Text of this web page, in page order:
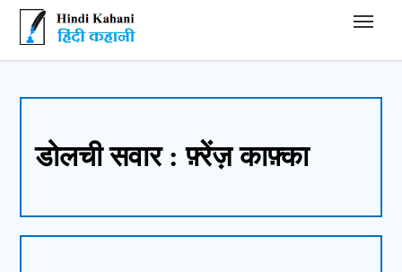
Hindi Kahani - हिंदी कहानी
डोलची सवार : फ़्रेंज़ काफ़्का